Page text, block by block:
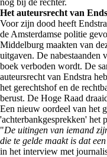
nog bij de rechter.
Het auteursrecht van
Voor zijn dood heeft
de Amsterdamse politie
Middelburg maakten van
uitgaven. De nabestaanden
boek verboden wordt. De
auteursrecht van Endstra
het gerechtshof en de
berust. De Hoge Raad
Een nieuw oordeel van het
'achterbankgesprekken' het
"De uitingen van iemand
die te gelde maakt is dat
in het interview met